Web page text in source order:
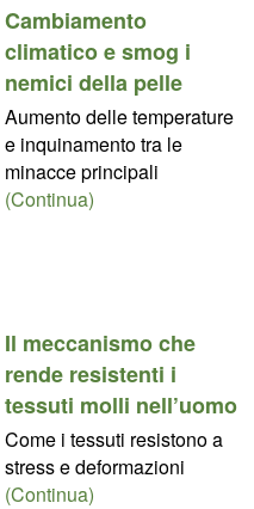
Cambiamento
climatico e smog i
nemici della pelle
Aumento delle temperature
e inquinamento tra le
minacce principali
(Continua)
Il meccanismo che
rende resistenti i
tessuti molli nell’uomo
Come i tessuti resistono a
stress e deformazioni
(Continua)